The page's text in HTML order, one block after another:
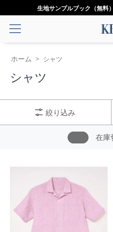
生地サンプルブック（無料
ホーム > シャツ
シャツ
絞り込み
在庫